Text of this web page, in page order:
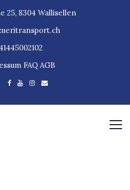
25, 8304 Wallisellen
FAQ AGB